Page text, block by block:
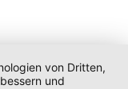
von Dritten,
und